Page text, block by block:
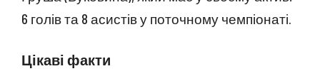
6 голів та 8 асистів у поточному чемпіонаті.
Цікаві факти